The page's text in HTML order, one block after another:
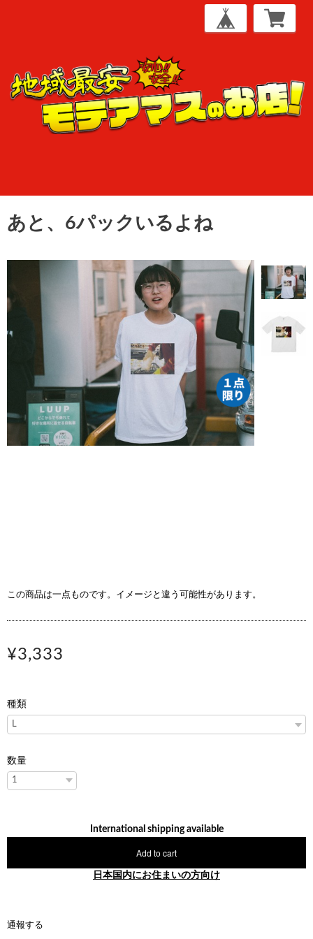
あと、6パックいるよね
この商品は一点ものです。イメージと違う可能性があります。
¥3,333
種類
数量
International shipping available
Add to cart
日本国内にお住まいの方向け
通報する